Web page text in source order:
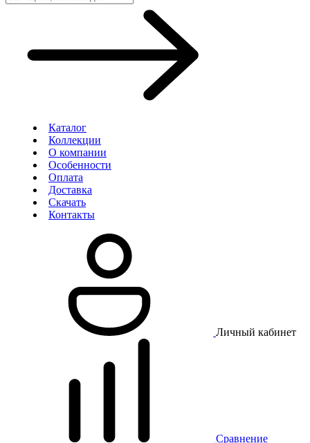
Каталог
Коллекции
О компании
Особенности
Оплата
Доставка
Скачать
Контакты
Личный кабинет
Сравнение